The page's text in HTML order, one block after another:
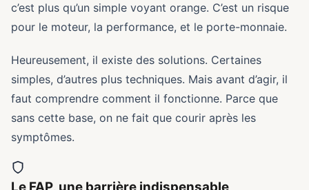
c’est plus qu’un simple voyant orange. C’est un risque
pour le moteur, la performance, et le porte-monnaie.
Heureusement, il existe des solutions. Certaines
simples, d’autres plus techniques. Mais avant d’agir, il
faut comprendre comment il fonctionne. Parce que
sans cette base, on ne fait que courir après les
symptômes.